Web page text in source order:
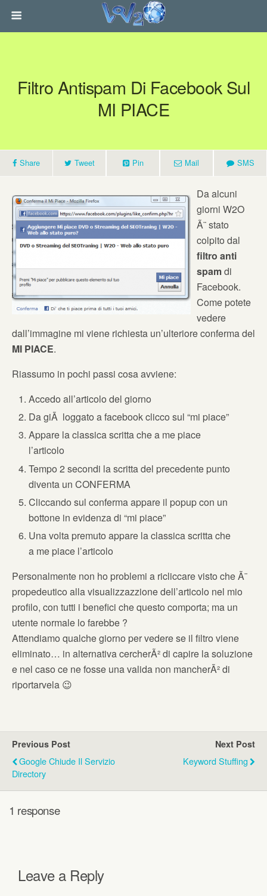
Filtro Antispam Di Facebook Sul
MI PIACE
Share Tweet Pin Mail SMS
Da alcuni
giorni W2O
Ã¨ stato
colpito dal
filtro anti
spamdi
Facebook.
Come potete
vedere
dall’immagine mi viene richiesta un’ulteriore conferma del
MI PIACE.
Riassumo in pochi passi cosa avviene:
Accedo all’articolo del giorno
Da giÃ loggato a facebook clicco sul “mi piace”
Appare la classica scritta che a me piace
l’articolo
Tempo 2 secondi la scritta del precedente punto
diventa un CONFERMA
Cliccando sul conferma appare il popup con un
bottone in evidenza di “mi piace”
Una volta premuto appare la classica scritta che
a me piace l’articolo
Personalmente non ho problemi a ricliccare visto che Ã¨
propedeutico alla visualizzazzione dell’articolo nel mio
profilo, con tutti i benefici che questo comporta; ma un
utente normale lo farebbe ?
Attendiamo qualche giorno per vedere se il filtro viene
eliminato… in alternativa cercherÃ² di capire la soluzione
e nel caso ce ne fosse una valida non mancherÃ² di
riportarvela 😉
Previous Post
Google Chiude Il Servizio
Directory
Next Post
Keyword Stuffing
1 response
Leave a Reply